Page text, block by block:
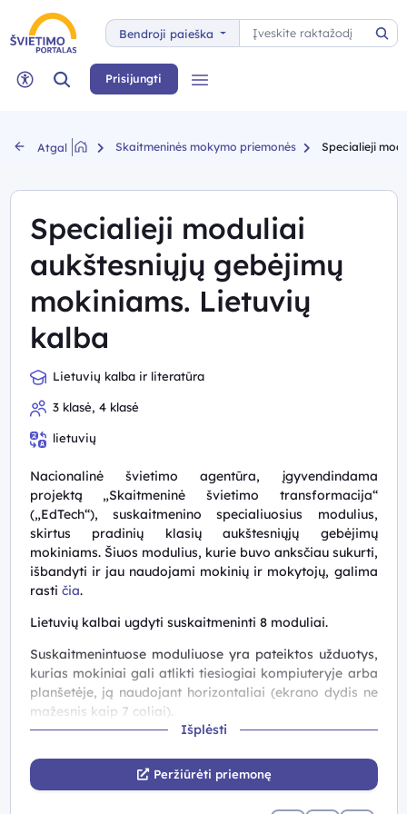
Bendroji paieška
Paieška
Neįgaliųjų rėžimas
Paieška Prisijungti
Atgal Skaitmeninės mokymo priemonės Specialieji
Specialieji moduliai
aukštesniųjų gebėjimų
mokiniams. Lietuvių
kalba
Lietuvių kalba ir literatūra
3 klasė, 4 klasė
lietuvių
Išplėsti
Nacionalinė švietimo agentūra, įgyvendindama
projektą „Skaitmeninė švietimo transformacija“
(„EdTech“), suskaitmenino specialiuosius modulius,
skirtus pradinių klasių aukštesniųjų gebėjimų
mokiniams. Šiuos modulius, kurie buvo anksčiau sukurti,
išbandyti ir jau naudojami mokinių ir mokytojų, galima
rasti čia.
Lietuvių kalbai ugdyti suskaitmeninti 8 moduliai.
Suskaitmenintuose moduliuose yra pateiktos užduotys,
kurias mokiniai gali atlikti tiesiogiai kompiuteryje arba
planšetėje, ją naudojant horizontaliai (ekrano dydis ne
mažesnis kaip 7 coliai).
metodinės medžiagos, skirtos mokytojams, paspaudus
mygtuką „Mokytojams“ ir įvedus slaptažodį
Peržiūrėti priemonę